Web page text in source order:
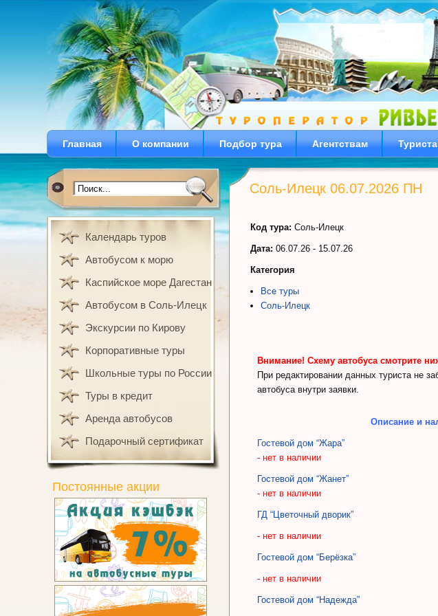
Главная О компании Подбор тура Агентствам
Соль-Илецк 06.07.2026 ПН
Код тура: Соль-Илецк
Дата: 06.07.26 - 15.07.26
Категория
Все туры
Соль-Илецк
Внимание! Схему автобуса смотрите
При редактировании данных туриста не
автобуса внутри заявки.
Описание и
Гостевой дом “Жара”
- нет в наличии
Гостевой дом “Жанет”
- нет в наличии
ГД “Цветочный дворик”
- нет в наличии
Гостевой дом “Берёзка”
- нет в наличии
Гостевой дом “Надежда”
Календарь туров
Автобусом к морю
Каспийское море Дагестан
Автобусом в Соль-Илецк
Экскурсии по Кирову
Корпоративные туры
Школьные туры по России
Туры в кредит
Аренда автобусов
Подарочный сертификат
Постоянные акции